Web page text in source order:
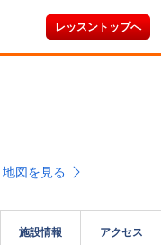
レッスントップへ
地図を見る
施設情報 アクセス